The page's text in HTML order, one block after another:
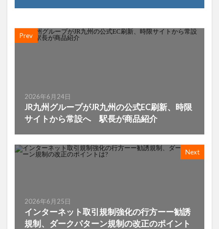
Prev
2026年6月24日
JR九州グループがJR九州の公式EC刷新、時限
サイトから常設へ 駅長が商品紹介
Next
2026年6月25日
インターネット取引規制強化の行方ーー勧誘
規制、ダークパターン規制の改正のポイント